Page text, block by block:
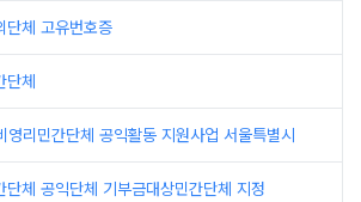
단체 고유번호증
단체
리민간단체 공익활동 지원사업 서울특별시
단체 공익단체 기부금대상민간단체 지정